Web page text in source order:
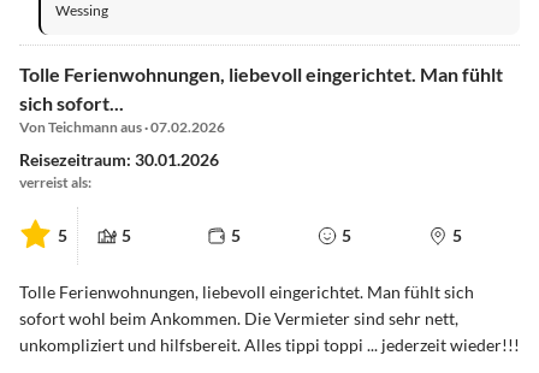
Wessing
Tolle Ferienwohnungen, liebevoll eingerichtet. Man fühlt
sich sofort...
Von Teichmann aus · 07.02.2026
Reisezeitraum: 30.01.2026
verreist als:
5 5 5 5 5
Tolle Ferienwohnungen, liebevoll eingerichtet. Man fühlt sich
sofort wohl beim Ankommen. Die Vermieter sind sehr nett,
unkompliziert und hilfsbereit. Alles tippi toppi ... jederzeit wieder!!!